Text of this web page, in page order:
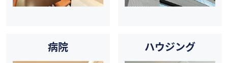
病院 ハウジング